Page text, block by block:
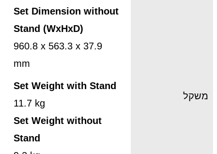
Set Dimension without
Stand (WxHxD)
960.8 x 563.3 x 37.9
mm
משקל
Set Weight with Stand
11.7 kg
Set Weight without
Stand